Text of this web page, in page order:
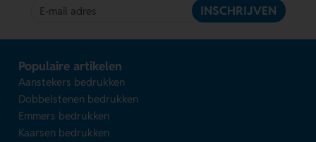
INSCHRIJVEN
Populaire artikelen
Aanstekers bedrukken
Dobbelstenen bedrukken
Emmers bedrukken
Kaarsen bedrukken